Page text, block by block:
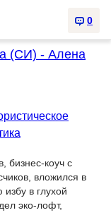
0
(СИ) - Алена
бизнес-коуч с
вложился в
в глухой
эко-лофт,